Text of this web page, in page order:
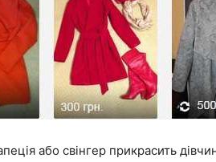
або свінгер прикрасить